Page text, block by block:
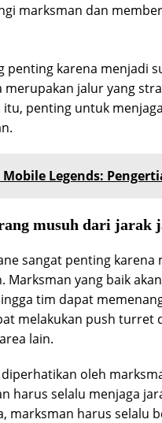
marksman dan
penting karena menjadi
merupakan jalur yang
penting untuk
Mobile Legends:
musuh dari jarak
sangat penting
Marksman yang baik
tim dapat
melakukan push turret
lain.
oleh
harus selalu menjaga
marksman harus selalu